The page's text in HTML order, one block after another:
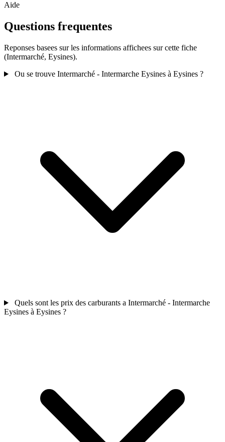
Aide
Questions frequentes
Reponses basees sur les informations affichees sur cette fiche
(Intermarché, Eysines).
Ou se trouve Intermarché - Intermarche Eysines à Eysines ?
Quels sont les prix des carburants a Intermarché - Intermarche
Eysines à Eysines ?